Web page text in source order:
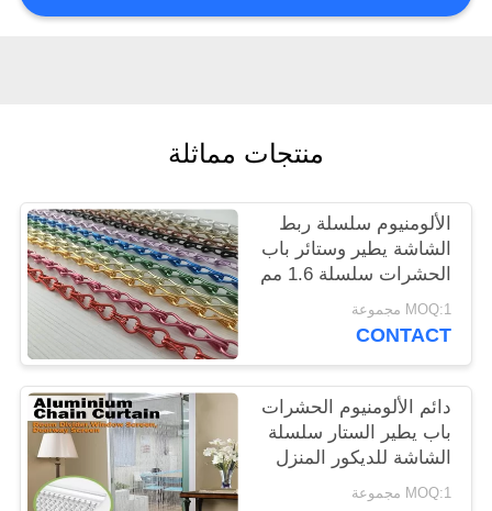
PRIVACY
POLICY
منتجات مماثلة
الألومنيوم سلسلة ربط
الشاشة يطير وستائر باب
الحشرات سلسلة 1.6 مم
1.8 مم 2.0 مم
MOQ:1 مجموعة
CONTACT
دائم الألومنيوم الحشرات
باب يطير الستار سلسلة
الشاشة للديكور المنزل
MOQ:1 مجموعة